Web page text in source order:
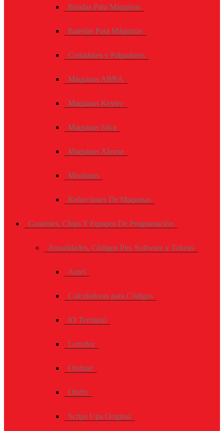
Bandas Para Máquinas
Baterías Para Máquinas
Cortadores y Palpadores
Máquinas ABBA
Maquinas Keytec
Maquinas Silca
Maquinas Xhorse
Mordazas
Refacciones De Maquinas
Controles, Chips Y Equipos De Programación
Anualidades, Códigos Pin, Software y Tokens
Autel
Calculadoras para Códigos
IO Terminal
Lonsdor
Obdstar
Otofix
Scrips Upa Original